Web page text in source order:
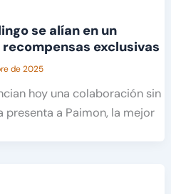
se alían en un
exclusivas
de 2025
hoy una colaboración sin
presenta a Paimon, la mejor